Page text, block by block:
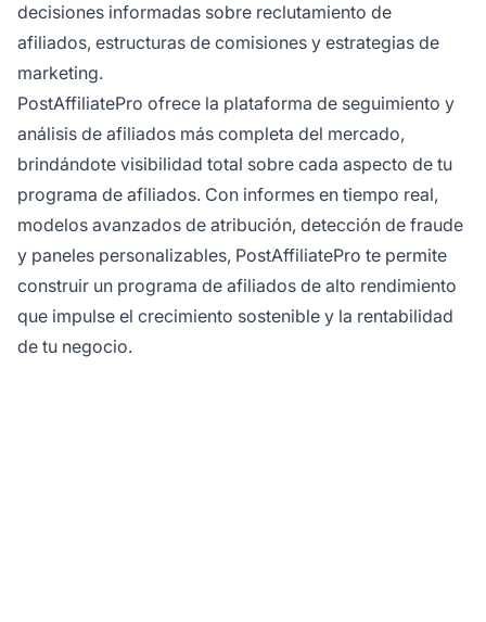
decisiones informadas sobre reclutamiento de
afiliados, estructuras de comisiones y estrategias de
marketing.
PostAffiliatePro ofrece la plataforma de seguimiento y
análisis de afiliados más completa del mercado,
brindándote visibilidad total sobre cada aspecto de tu
programa de afiliados. Con informes en tiempo real,
modelos avanzados de atribución, detección de fraude
y paneles personalizables, PostAffiliatePro te permite
construir un programa de afiliados de alto rendimiento
que impulse el crecimiento sostenible y la rentabilidad
de tu negocio.